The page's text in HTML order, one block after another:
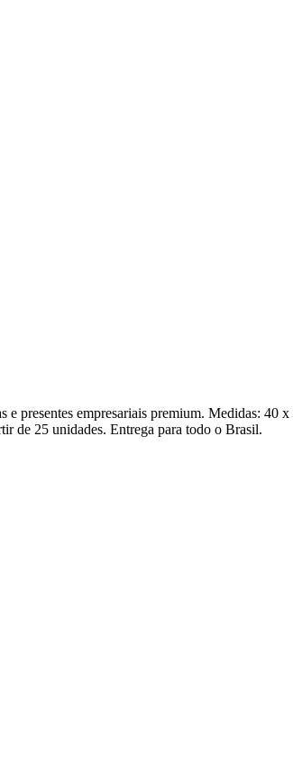
presentes empresariais premium. Medidas: 40
de 25 unidades. Entrega para todo o Brasil.